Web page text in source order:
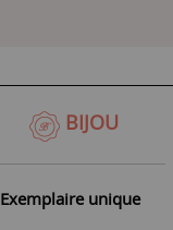
BIJOU
Exemplaire unique